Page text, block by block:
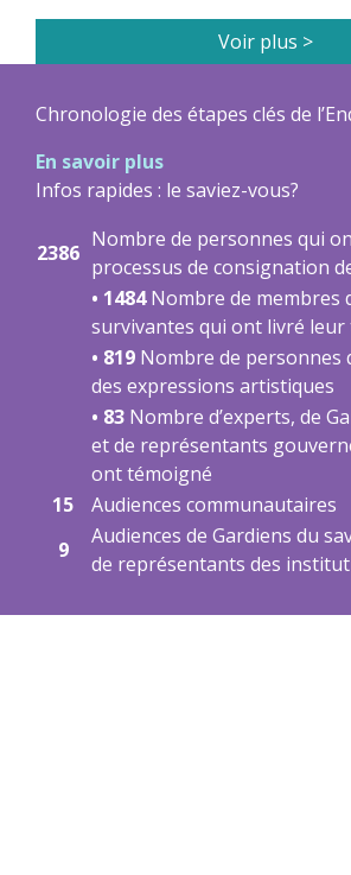
Voir plus >
Chronologie des étapes clés de
En savoir plus
Infos rapides : le saviez-vous?
2386
Nombre de personnes qui
processus de consignation
• 1484Nombre de membres
survivantes qui ont livré
• 819 Nombre de personnes
des expressions artistiques
• 83 Nombre d’experts, de
et de représentants
ont témoigné
15
Audiences communautaires
9
Audiences de Gardiens du
de représentants des